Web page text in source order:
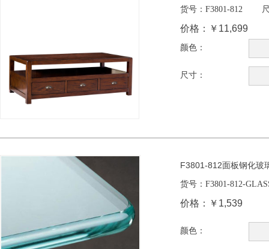
货号： F3801-812 尺
价格： ￥11,699
颜色：
尺寸：
F3801-812面板钢化玻
货号： F3801-812-
价格： ￥1,539
颜色：